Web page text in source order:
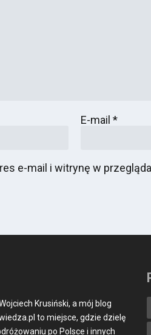
E-mail *
e-mail i witrynę w
Krusiński, a mój blog
to miejsce, gdzie dzielę
po Polsce i innych